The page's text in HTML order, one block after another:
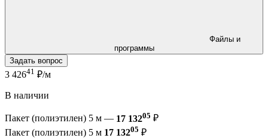
программы
Задать вопрос
3 42641 ₽/м
В наличии
Пакет (полиэтилен) 5 м — 17 13205 ₽
Пакет (полиэтилен) 5 м 17 13205 ₽